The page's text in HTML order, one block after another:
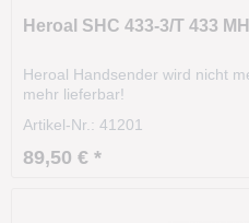
Heroal SHC 433-3/T 433
Heroal Handsender wird nicht
mehr lieferbar!
Artikel-Nr.: 41201
89,50 € *